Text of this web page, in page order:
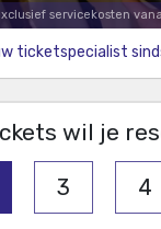
servicekosten
ticketspecialist
wil je
3 4